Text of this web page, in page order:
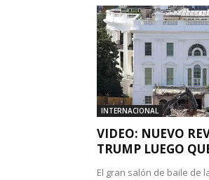
INTERNACIONAL
VIDEO: NUEVO
TRUMP LUEGO
El gran salón de baile de